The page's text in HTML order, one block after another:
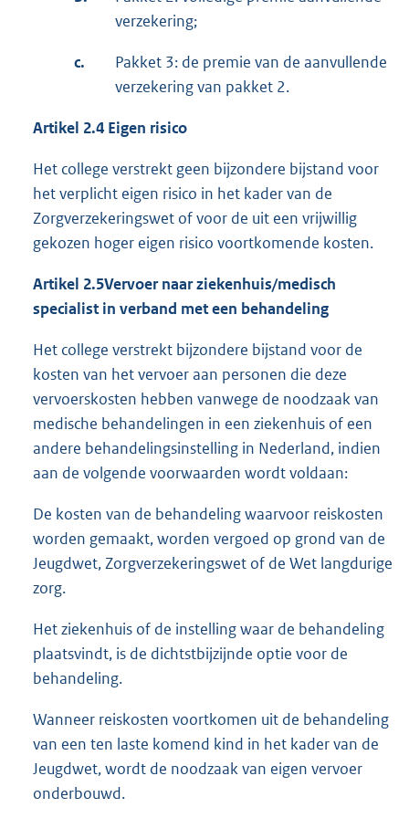
verzekering;
c.
Pakket 3: de premie van de aanvullende
verzekering van pakket 2.
Artikel 2.4 Eigen risico
Het college verstrekt geen bijzondere bijstand voor
het verplicht eigen risico in het kader van de
Zorgverzekeringswet of voor de uit een vrijwillig
gekozen hoger eigen risico voortkomende kosten.
Artikel 2.5Vervoer naar ziekenhuis/medisch
specialist in verband met een behandeling
Het college verstrekt bijzondere bijstand voor de
kosten van het vervoer aan personen die deze
vervoerskosten hebben vanwege de noodzaak van
medische behandelingen in een ziekenhuis of een
andere behandelingsinstelling in Nederland, indien
aan de volgende voorwaarden wordt voldaan:
De kosten van de behandeling waarvoor reiskosten
worden gemaakt, worden vergoed op grond van de
Jeugdwet, Zorgverzekeringswet of de Wet langdurige
zorg.
Het ziekenhuis of de instelling waar de behandeling
plaatsvindt, is de dichtstbijzijnde optie voor de
behandeling.
Wanneer reiskosten voortkomen uit de behandeling
van een ten laste komend kind in het kader van de
Jeugdwet, wordt de noodzaak van eigen vervoer
onderbouwd.